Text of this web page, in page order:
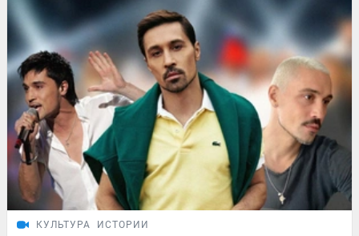
КУЛЬТУРА ИСТОРИИ